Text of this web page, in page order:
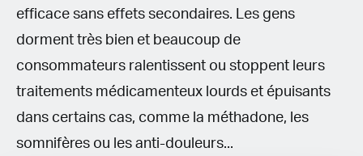
efficace sans effets secondaires. Les gens
dorment très bien et beaucoup de
consommateurs ralentissent ou stoppent leurs
traitements médicamenteux lourds et épuisants
dans certains cas, comme la méthadone, les
somnifères ou les anti-douleurs...